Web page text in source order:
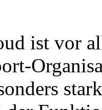
ist vor